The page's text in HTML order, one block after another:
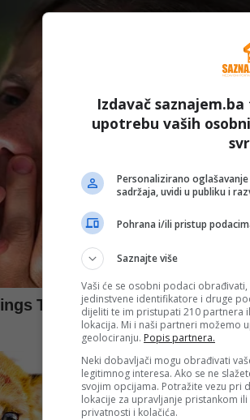
Izdavač
upotrebu vaših
Personalizirano
sadržaja, uvidi u publiku i
Pohrana i/ili pristup
Saznajte više
Vaši će se osobni podaci
jedinstvene identifikatore i druge
dijeliti te im pristupati 210 partnera
lokacija. Mi i naši partneri možemo
geolociranju. Popis partnera.
Neki dobavljači mogu obrađivati
legitimnog interesa. Ako se ne
svojim opcijama. Potražite vezu pri
lokacije za upravljanje pristankom
privatnosti i kolačića.